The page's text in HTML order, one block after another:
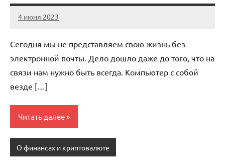
4 июня 2023
anti_shpion_
Нет
Сегодня мы не представляем свою жизнь без
электронной почты. Дело дошло даже до того, что на
связи нам нужно быть всегда. Компьютер с собой
везде […]
Читать далее
О финансах и криптовалюте